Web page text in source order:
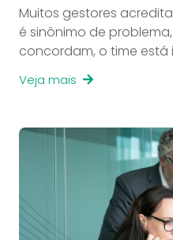
Muitos gestores
é sinônimo de
concordam, o time está
Veja mais